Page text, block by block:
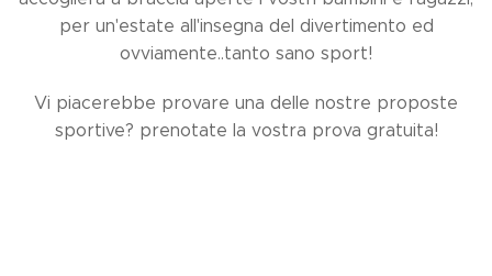
per un'estate all'insegna del divertimento ed
ovviamente..tanto sano sport!
Vi piacerebbe provare una delle nostre proposte
sportive? prenotate la vostra prova gratuita!